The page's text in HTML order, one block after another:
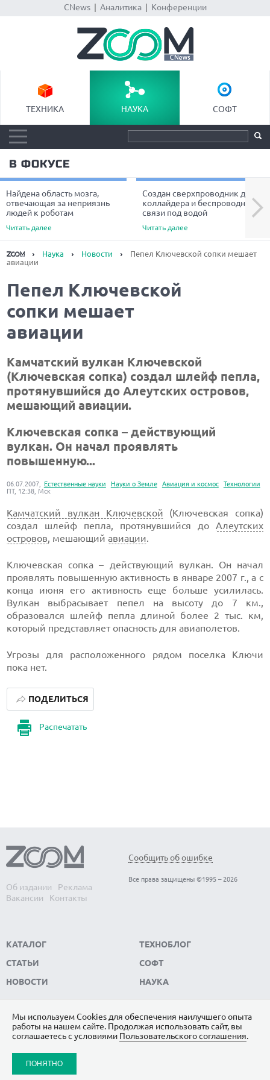
CNews| Аналитика| Конференции
ТЕХНИКА НАУКА СОФТ
В ФОКУСЕ
Найдена область мозга,
отвечающая за неприязнь
людей к роботам
Читать далее
Создан сверхпроводник для
коллайдера и беспроводной
связи под водой
Читать далее
Next
Наука Новости
Пепел Ключевской сопки мешает
авиации
Пепел Ключевской
сопки мешает
авиации
Камчатский вулкан Ключевской
(Ключевская сопка) создал шлейф пепла,
протянувшийся до Алеутских островов,
мешающий авиации.
Ключевская сопка – действующий
вулкан. Он начал проявлять
повышенную...
Естественные науки Науки о Земле Авиация и космос Технологии
06.07.2007,
ПТ, 12:38, Мск
Камчатский вулкан Ключевской (Ключевская сопка)
создал шлейф пепла, протянувшийся до Алеутских
островов, мешающийавиации.
Ключевская сопка – действующий вулкан. Он начал
проявлять повышенную активность в январе 2007 г., а с
конца июня его активность еще больше усилилась.
Вулкан выбрасывает пепел на высоту до 7 км.,
образовался шлейф пепла длиной более 2 тыс. км,
который представляет опасность для авиаполетов.
Угрозы для расположенного рядом поселка Ключи
пока нет.
Распечатать
ПОДЕЛИТЬСЯ
Об издании
Реклама
Вакансии
Контакты
Сообщить об ошибке
Все права защищены ©1995 – 2026
КАТАЛОГ
СТАТЬИ
НОВОСТИ
ТЕХНОБЛОГ
СОФТ
НАУКА
ПОДПИШИТЕСЬ НА НАС
ЯНДЕКС.ДЗЕН
ВКОНТАКТЕ
Мы используем Сookies для обеспечения наилучшего опыта
работы на нашем сайте. Продолжая использовать сайт, вы
соглашаетесь с условиями Пользовательского соглашения.
ПОНЯТНО